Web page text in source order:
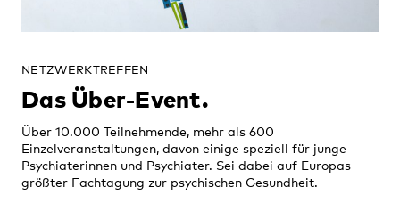
NETZWERKTREFFEN
Das Über-Event.
Über 10.000 Teilnehmende, mehr als 600
Einzelveranstaltungen, davon einige speziell für junge
Psychiaterinnen und Psychiater. Sei dabei auf Europas
größter Fachtagung zur psychischen Gesundheit.